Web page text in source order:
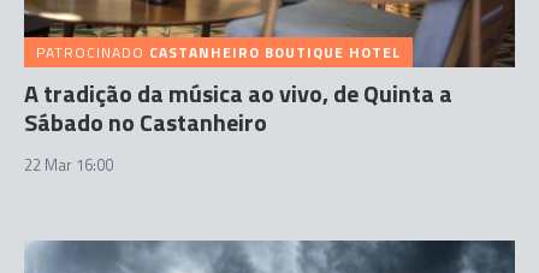
PATROCINADO CASTANHEIRO BOUTIQUE HOTEL
A tradição da música ao vivo, de Quinta a
Sábado no Castanheiro
22 Mar 16:00